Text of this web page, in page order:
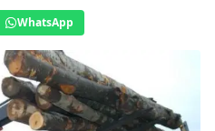
WhatsApp